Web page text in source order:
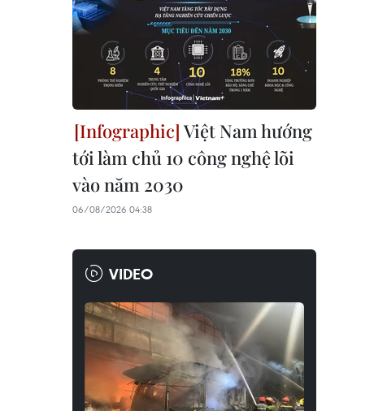
Việt Nam hướng
tới làm chủ 10 công nghệ lõi
vào năm 2030
06/08/2026 04:38
VIDEO